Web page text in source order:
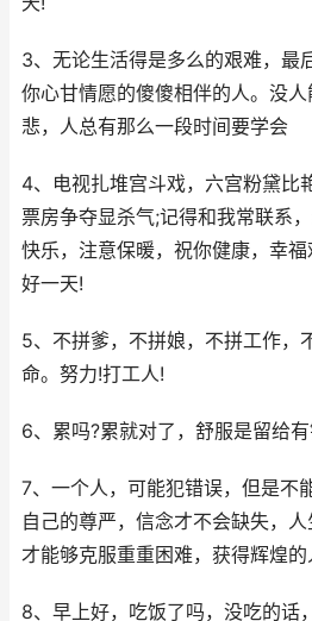
3、无论生活得是多么的艰难，最
你心甘情愿的傻傻相伴的人。没
悲，人总有那么一段时间要学会
4、电视扎堆宫斗戏，六宫粉黛比
票房争夺显杀气;记得和我常联系
快乐，注意保暖，祝你健康，幸
好一天!
5、不拼爹，不拼娘，不拼工作，
命。努力!打工人!
6、累吗?累就对了，舒服是留给
7、一个人，可能犯错误，但是不
自己的尊严，信念才不会缺失，人
才能够克服重重困难，获得辉煌
8、早上好，吃饭了吗，没吃的话